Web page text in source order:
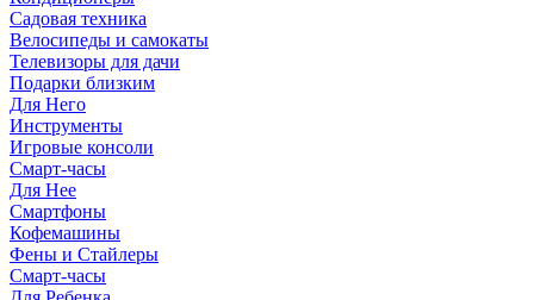
Садовая техника
Велосипеды и самокаты
Телевизоры для дачи
Подарки близким
Для Него
Инструменты
Игровые консоли
Смарт-часы
Для Нее
Смартфоны
Кофемашины
Фены и Стайлеры
Смарт-часы